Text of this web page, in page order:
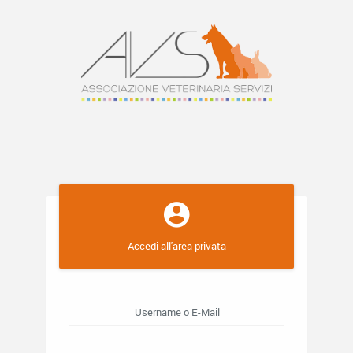
Accedi all'area privata
Username o E-Mail